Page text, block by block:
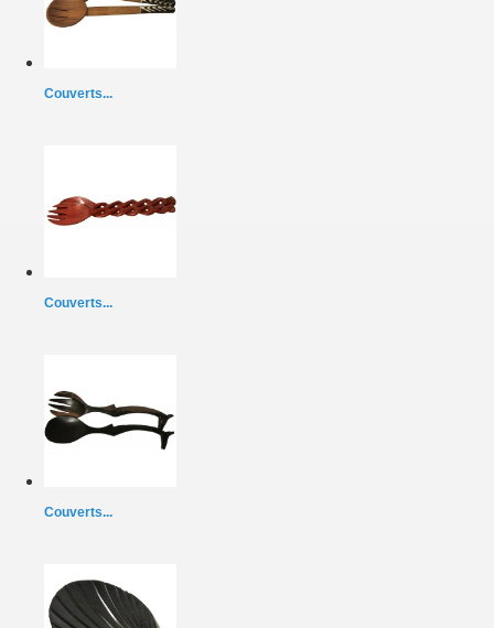
Couverts...
Couverts...
Couverts...